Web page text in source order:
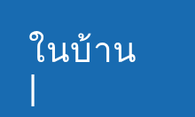
ในบ้าน
|